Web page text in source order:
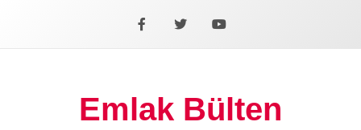
Facebook
X YouTube
Emlak Bülten